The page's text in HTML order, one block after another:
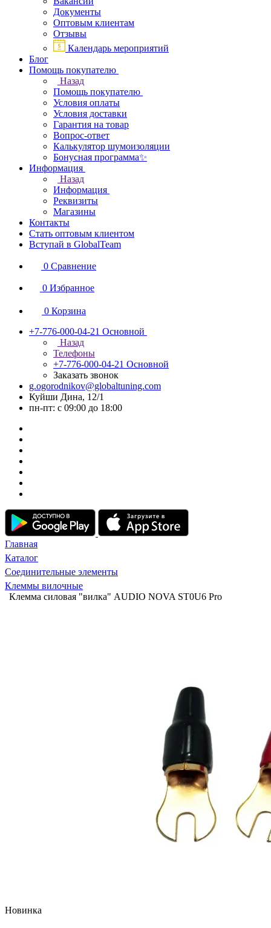
Документы
Оптовым клиентам
Отзывы
Календарь мероприятий
Блог
Помощь покупателю
Назад
Помощь покупателю
Условия оплаты
Условия доставки
Гарантия на товар
Вопрос-ответ
Калькулятор шумоизоляции
Бонусная программа✨
Информация
Назад
Информация
Реквизиты
Магазины
Контакты
Стать оптовым клиентом
Вступай в GlobalTeam
0 Сравнение
0 Избранное
0 Корзина
+7-776-000-04-21 Основной
Назад
Телефоны
+7-776-000-04-21 Основной
Заказать звонок
g.ogorodnikov@globaltuning.com
Куйши Дина, 12/1
пн-пт: с 09:00 до 18:00
Главная
Каталог
Соединительные элементы
Клеммы вилочные
Клемма силовая "вилка" AUDIO NOVA ST0U6 Pro
Новинка